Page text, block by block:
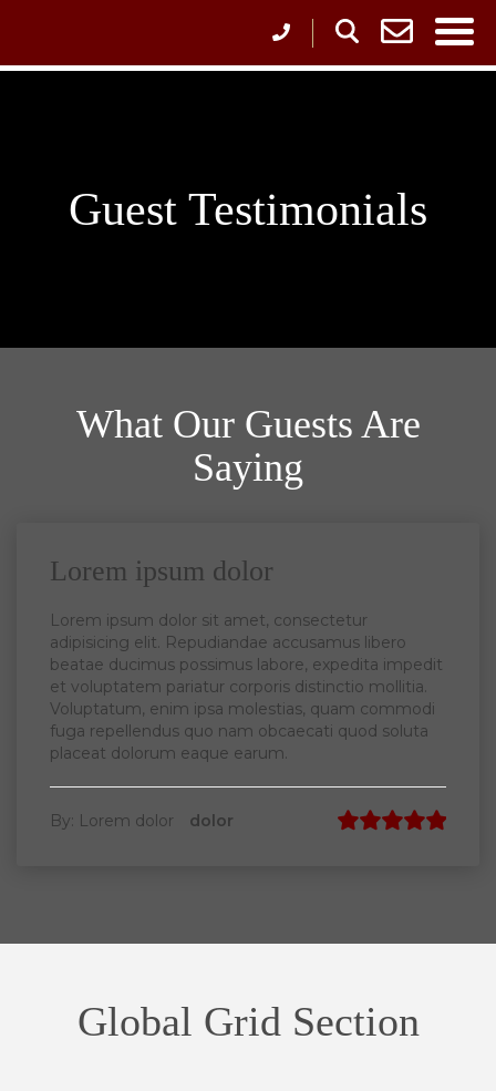
Guest Testimonials
What Our Guests Are
Saying
Lorem ipsum dolor
Lorem ipsum dolor sit amet, consectetur
adipisicing elit. Repudiandae accusamus libero
beatae ducimus possimus labore, expedita impedit
et voluptatem pariatur corporis distinctio mollitia.
Voluptatum, enim ipsa molestias, quam commodi
fuga repellendus quo nam obcaecati quod soluta
placeat dolorum eaque earum.
By: Lorem dolor dolor
Global Grid Section